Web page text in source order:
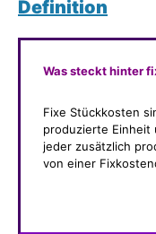
Definition
Was steckt hinter
Fixe Stückkosten
produzierte Einheit
jeder zusätzlich
von einer